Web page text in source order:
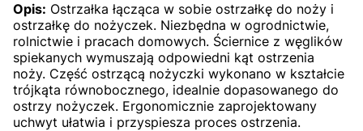
Opis: Ostrzałka łącząca w sobie ostrzałkę do noży i
ostrzałkę do nożyczek. Niezbędna w ogrodnictwie,
rolnictwie i pracach domowych. Ściernice z węglików
spiekanych wymuszają odpowiedni kąt ostrzenia
noży. Część ostrzącą nożyczki wykonano w kształcie
trójkąta równobocznego, idealnie dopasowanego do
ostrzy nożyczek. Ergonomicznie zaprojektowany
uchwyt ułatwia i przyspiesza proces ostrzenia.